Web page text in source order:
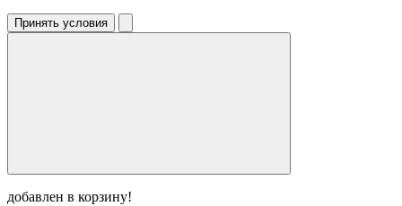
Принять условия
добавлен в корзину!